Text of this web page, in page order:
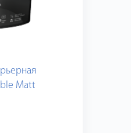
Matt